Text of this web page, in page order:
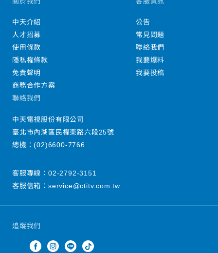
追蹤我們
中天介紹
人才招募
使用條款
隱私權條款
免責聲明
商務合作方案
公告
常見問題
聯絡我們
我要爆料
我要投稿
聯絡我們
中天電視股份有限公司
臺北市內湖區民權東路六段25號
總機：(02)6600-7766
客服專線： 02-2792-3151
客服信箱： service@ctitv.com.tw